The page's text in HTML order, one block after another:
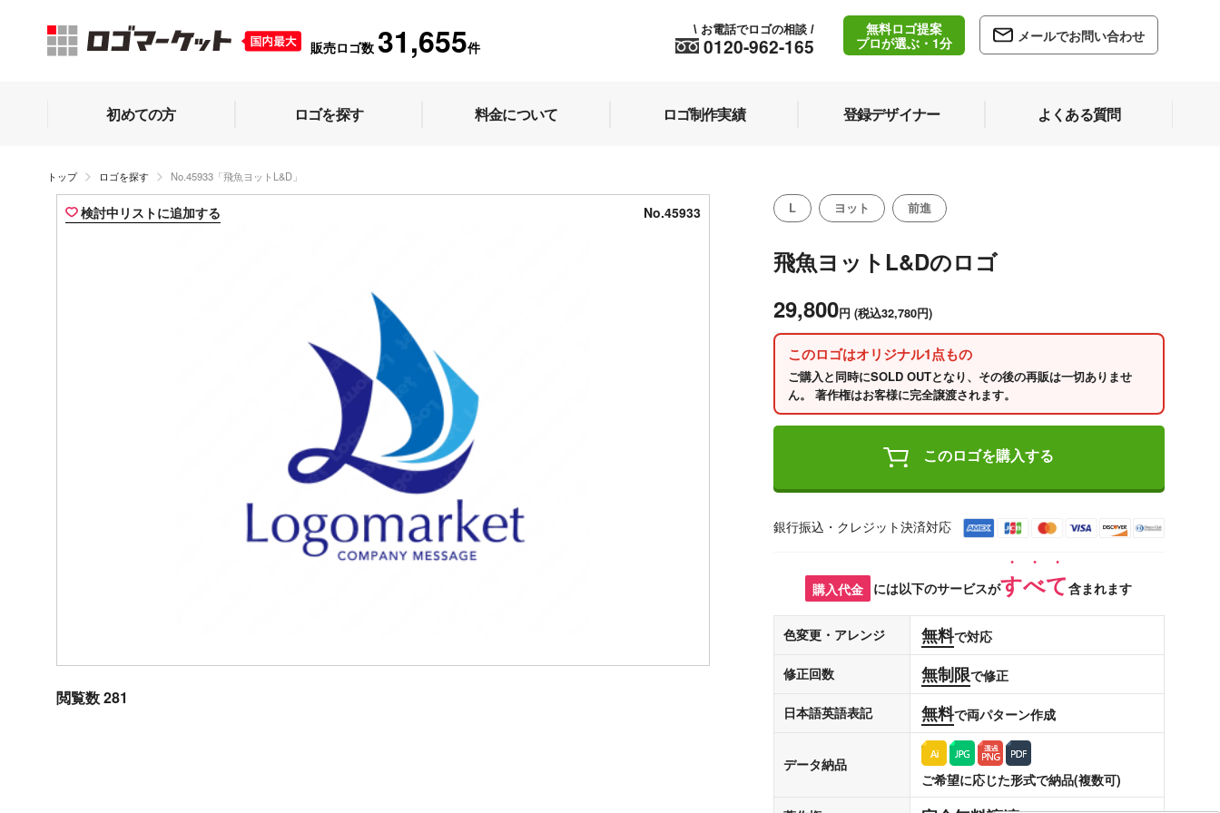
販売ロゴ数 31,655件 0120-962-165
\ お電話でロゴの相談 /
無料ロゴ提案
プロが選ぶ・1分
メールでお問い合わせ
初めての方 ロゴを探す 料金について ロゴ制作実績 登録デザイナー よくある質問
トップ ロゴを探す No.45933「飛魚ヨットL&D」
検討中リストに追加する No.45933
閲覧数 281
L ヨット 前進
飛魚ヨットL&Dのロゴ
29,800円 (税込32,780円)
このロゴはオリジナル1点もの
ご購入と同時にSOLD OUTとなり、その後の再販は一切ありませ
ん。 著作権はお客様に完全譲渡されます。
このロゴを購入する
銀行振込・クレジット決済対応
購入代金 には以下のサービスがすべて含まれます
色変更・アレンジ 無料で対応
修正回数 無制限で修正
日本語英語表記 無料で両パターン作成
データ納品
ご希望に応じた形式で納品(複数可)